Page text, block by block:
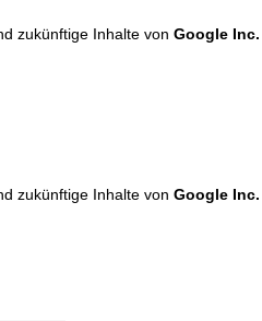
zukünftige Inhalte von Google Inc.
zukünftige Inhalte von Google Inc.